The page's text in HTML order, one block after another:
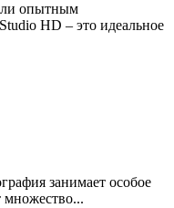
опытным
HD – это идеальное
занимает особое
множество...